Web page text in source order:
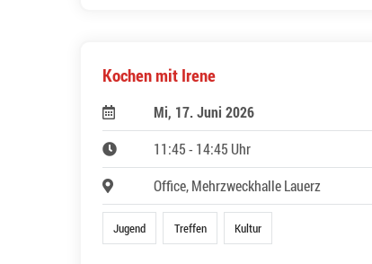
Kochen mit Irene
Mi, 17. Juni 2026
11:45 - 14:45 Uhr
Office, Mehrzweckhalle Lauerz
Jugend Treffen Kultur